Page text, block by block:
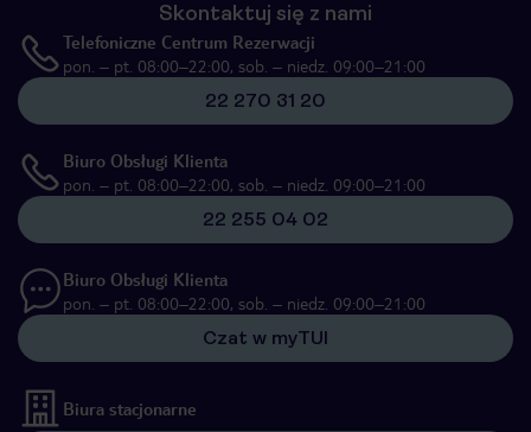
Skontaktuj się z nami
Telefoniczne Centrum Rezerwacji
pon. – pt. 08:00–22:00, sob. – niedz. 09:00–21:00
22 270 31 20
Biuro Obsługi Klienta
pon. – pt. 08:00–22:00, sob. – niedz. 09:00–21:00
22 255 04 02
Biuro Obsługi Klienta
pon. – pt. 08:00–22:00, sob. – niedz. 09:00–21:00
Czat w myTUI
Biura stacjonarne